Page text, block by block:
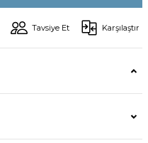
Tavsiye Et Karşılaştır